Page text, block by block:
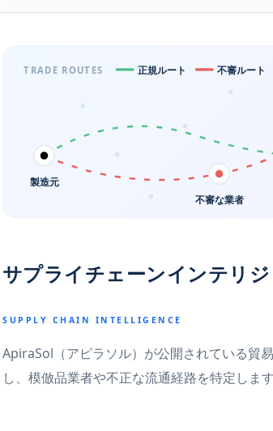
TRADE ROUTES 正規ルート 不審ルート
製造元
不審な業者
サプライチェーンインテリ
SUPPLY CHAIN INTELLIGENCE
ApiraSol（アピラソル）が公開されている貿
し、模倣品業者や不正な流通経路を特定します